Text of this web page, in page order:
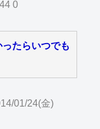
0
たらいつでも
01/24(金)